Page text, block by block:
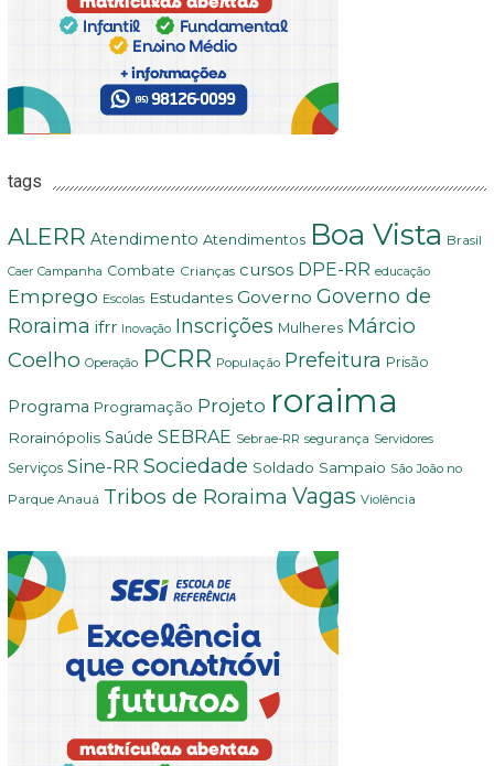
tags
ALERR Atendimento Atendimentos Boa Vista Brasil
Caer Campanha Combate Crianças cursos DPE-RR educação
Emprego Escolas Estudantes Governo Governo de
Roraima ifrr Inovação Inscrições Mulheres Márcio
Coelho Operação PCRR População Prefeitura Prisão
Programa Programação Projeto roraima
Rorainópolis Saúde SEBRAE Sebrae-RR segurança Servidores
Serviços Sine-RR Sociedade Soldado Sampaio São João no
Parque Anauá Tribos de Roraima Vagas Violência